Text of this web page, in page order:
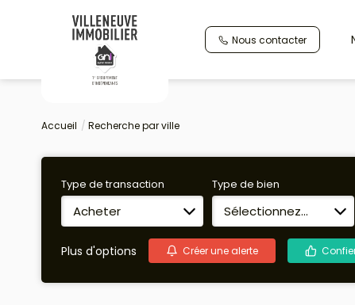
Nous contacter
Accueil Recherche par ville
Type de transaction
Acheter
Type de bien
Sélectionnez...
Plus d'options Créer une alerte